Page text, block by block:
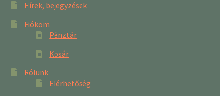
Hírek, bejegyzések
Fiókom
Pénztár
Kosár
Rólunk
Elérhetőség